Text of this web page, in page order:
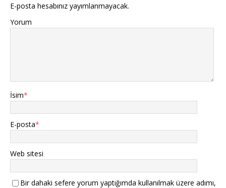
E-posta hesabınız yayımlanmayacak.
Yorum
İsim*
E-posta*
Web sitesi
Bir dahaki sefere yorum yaptığımda kullanılmak üzere adımı,